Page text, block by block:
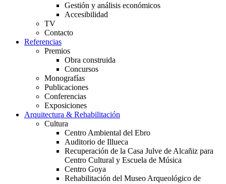
Gestión y análisis económicos
Accesibilidad
TV
Contacto
Referencias
Premios
Obra construida
Concursos
Monografías
Publicaciones
Conferencias
Exposiciones
Arquitectura & Rehabilitación
Cultura
Centro Ambiental del Ebro
Auditorio de Illueca
Recuperación de la Casa Julve de Alcañiz para
Centro Cultural y Escuela de Música
Centro Goya
Rehabilitación del Museo Arqueológico de